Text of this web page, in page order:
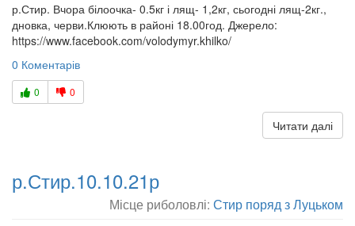
р.Стир. Вчора білоочка- 0.5кг і лящ- 1,2кг, сьогодні лящ-2кг.,
дновка, черви.Клюють в районі 18.00год. Джерело:
https://www.facebook.com/volodymyr.khilko/
0 Коментарів
0 0
Читати далі
р.Стир.10.10.21р
Місце риболовлі: Стир поряд з Луцьком